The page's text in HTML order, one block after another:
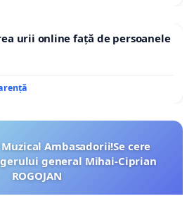
urii online față de persoanele
Ambasadorii!Se cere
general Mihai-Ciprian
ROGOJAN